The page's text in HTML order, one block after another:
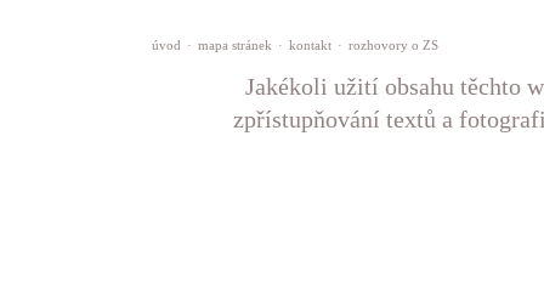
úvod · mapa stránek · kontakt · rozhovory o ZS
Jakékoli užití obsahu těchto
zpřístupňování textů a